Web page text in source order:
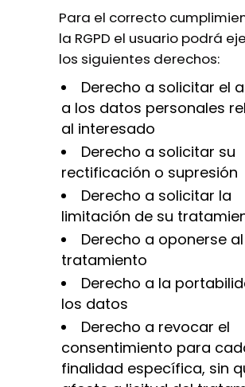
Para el correcto
la RGPD el usuario podrá
los siguientes derechos:
Derecho a solicitar el
a los datos personales
al interesado
Derecho a solicitar su
rectificación o supresión
Derecho a solicitar la
limitación de su
Derecho a oponerse al
tratamiento
Derecho a la
los datos
Derecho a revocar el
consentimiento para
finalidad específica, sin